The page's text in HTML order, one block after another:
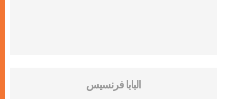
البابا فرنسيس